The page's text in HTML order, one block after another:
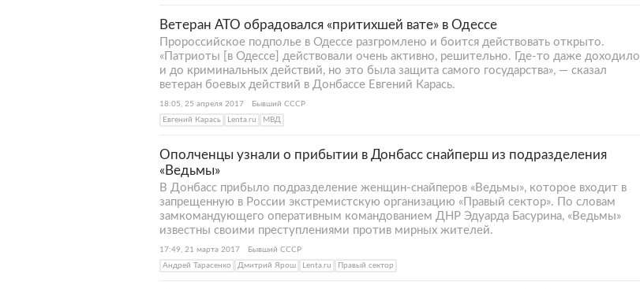
Ветеран АТО обрадовался «притихшей вате» в Одессе
Пророссийское подполье в Одессе разгромлено и боится действовать открыто.
«Патриоты [в Одессе] действовали очень активно, решительно. Где-то даже доходило
и до криминальных действий, но это была защита самого государства», — сказал
ветеран боевых действий в Донбассе Евгений Карась.
18:05, 25 апреля 2017
Бывший СССР
Евгений Карась
Lenta.ru МВД
Ополченцы узнали о прибытии в Донбасс снайперш из подразделения
«Ведьмы»
В Донбасс прибыло подразделение женщин-снайперов «Ведьмы», которое входит в
запрещенную в России экстремистскую организацию «Правый сектор». По словам
замкомандующего оперативным командованием ДНР Эдуарда Басурина, «Ведьмы»
известны своими преступлениями против мирных жителей.
17:49, 21 марта 2017
Бывший СССР
Андрей Тарасенко
Дмитрий Ярош Lenta.ru Правый сектор